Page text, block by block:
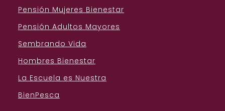
Pensión Mujeres Bienestar
Pensión Adultos Mayores
Sembrando Vida
Hombres Bienestar
La Escuela es Nuestra
BienPesca